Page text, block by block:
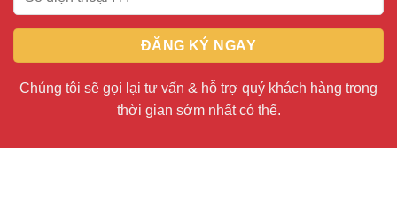
Chúng tôi sẽ gọi lại tư vấn & hỗ trợ quý khách hàng trong
thời gian sớm nhất có thể.